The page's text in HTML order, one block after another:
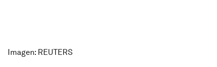
Imagen: REUTERS